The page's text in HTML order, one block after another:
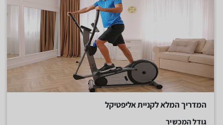
המדריך המלא לקניית אליפטיקל
גודל המכשיר